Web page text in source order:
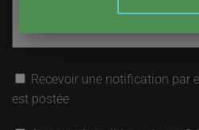
Recevoir une notification par
est postée